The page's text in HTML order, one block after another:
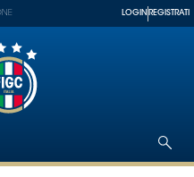
LOGIN REGISTRATI